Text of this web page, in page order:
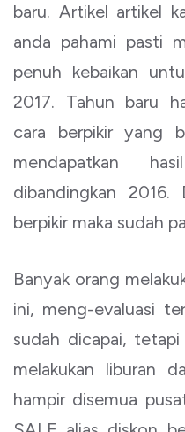
baru. Artikel artikel
anda pahami pasti
penuh kebaikan
2017. Tahun baru
cara berpikir yang
mendapatkan
dibandingkan 2016.
berpikir maka sudah
Banyak orang
ini, meng-evaluasi
sudah dicapai,
melakukan liburan
hampir disemua